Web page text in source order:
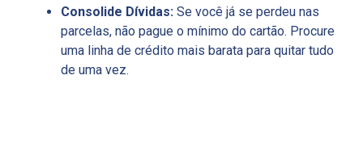
Consolide Dívidas: Se você já se perdeu nas
parcelas, não pague o mínimo do cartão. Procure
uma linha de crédito mais barata para quitar tudo
de uma vez.